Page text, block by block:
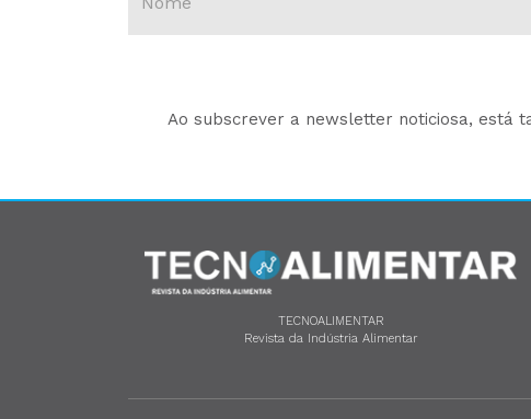
Ao subscrever a newsletter noticiosa, está
TECNOALIMENTAR
Revista da Indústria Alimentar